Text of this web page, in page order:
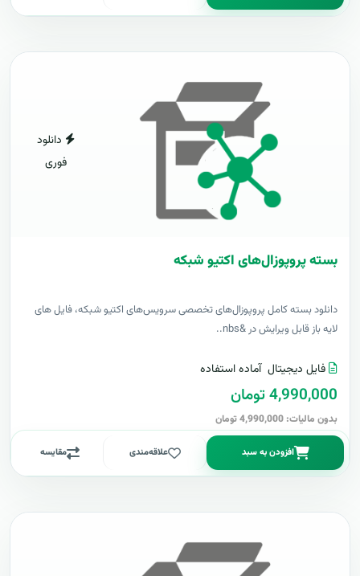
دانلود
فوری
بسته پروپوزال‌های اکتیو شبکه
دانلود بسته کامل پروپوزال‌های تخصصی سرویس‌های اکتیو شبکه، فایل های
لایه باز قابل ویرایش در &nbs..
فایل دیجیتال آماده استفاده
4,990,000 تومان
بدون مالیات: 4,990,000 تومان
افزودن به سبد علاقه‌مندی مقایسه